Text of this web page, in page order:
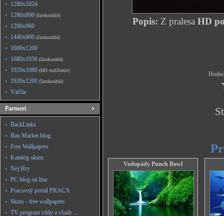
1280x1024
1280x800 (širokouhlé)
1280x960
1440x900 (širokouhlé)
1600x1200
1680x1050 (širokouhlé)
1920x1080 (HD rozlíšenie)
1920x1200 (širokouhlé)
Väčšie
Partneri
BackLinks
Bau Market blog
Free Wallpapers
Katalóg okien
Nej Hry
PC blog on line
Pracovný portál PRACA
Skins - free wallpapers
TV program vždy a všade ...
Popis: Z pralesa HD
Vodopády Punch Bowl